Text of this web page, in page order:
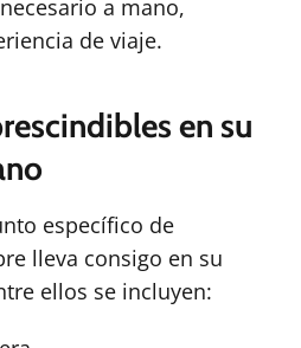
a mano,
de viaje.
en su
específico de
lleva consigo en su
ellos se incluyen: